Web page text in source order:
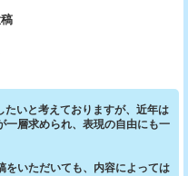
いと考えておりますが、近年は
一層求められ、表現の自由にも一
をいただいても、内容によっては